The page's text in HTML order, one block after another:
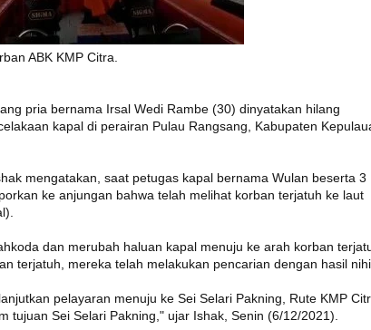
ABK KMP Citra.
pria bernama Irsal Wedi Rambe (30) dinyatakan hilang
kapal di perairan Pulau Rangsang, Kabupaten
mengatakan, saat petugas kapal bernama Wulan beserta 3
ke anjungan bahwa telah melihat korban terjatuh ke laut
dan merubah haluan kapal menuju ke arah korban
terjatuh, mereka telah melakukan pencarian dengan hasil
pelayaran menuju ke Sei Selari Pakning, Rute KMP
tujuan Sei Selari Pakning," ujar Ishak, Senin (6/12/2021).
INFO